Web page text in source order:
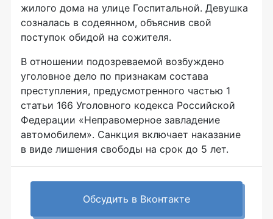
жилого дома на улице Госпитальной. Девушка
созналась в содеянном, объяснив свой
поступок обидой на сожителя.
В отношении подозреваемой возбуждено
уголовное дело по признакам состава
преступления, предусмотренного частью 1
статьи 166 Уголовного кодекса Российской
Федерации «Неправомерное завладение
автомобилем». Санкция включает наказание
в виде лишения свободы на срок до 5 лет.
Обсудить в Вконтакте